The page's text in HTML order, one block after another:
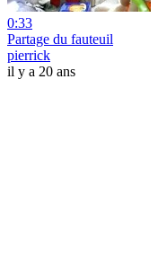
0:33
Partage du fauteuil
pierrick
il y a 20 ans